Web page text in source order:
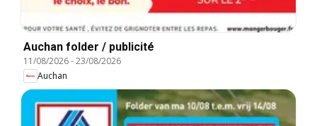
Auchan folder / publicité
11/08/2026-23/08/2026
Auchan